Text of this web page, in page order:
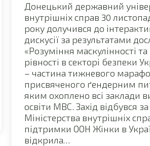
Донецький державний
внутрішніх справ 30
року долучився до
дискусії за результатами
«Розуміння маскулінності
рівності в секторі безпеки
– частина тижневого
присвяченого ґендерним
яким охоплено всі заклади
освіти МВС. Захід відбувся за
Міністерства внутрішніх
підтримки ООН Жінки в
відкрила…